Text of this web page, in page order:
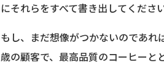
にそれらをすべて書き出してください
もし、まだ想像がつかないのであ
歳の顧客で、最高品質のコーヒーと